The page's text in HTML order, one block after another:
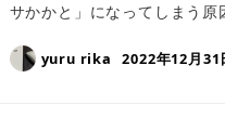
サかかと」になってしまう
yuru rika 2022年12月31